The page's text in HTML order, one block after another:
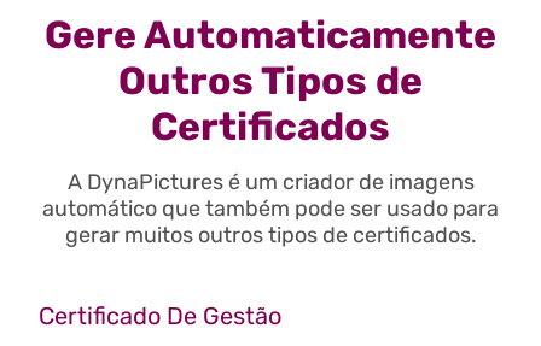
Gere Automaticamente
Outros Tipos de
Certificados
A DynaPictures é um criador de imagens
automático que também pode ser usado para
gerar muitos outros tipos de certificados.
Certificado De Gestão